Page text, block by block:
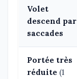
Volet
descend par
saccades
Portée très
réduite (1